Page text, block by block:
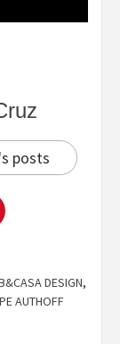
posts
DESIGN,
AUTHOFF